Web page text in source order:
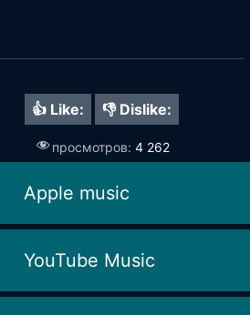
👍 Like: 👎 Dislike:
просмотров: 4 262
Apple music
YouTube Music